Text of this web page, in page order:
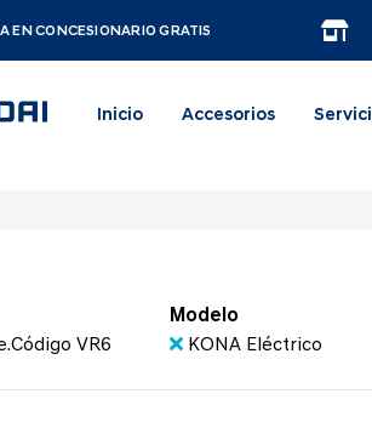
EN CONCESIONARIO GRATIS
Inicio Accesorios
VR6
Modelo
KONA Eléctrico